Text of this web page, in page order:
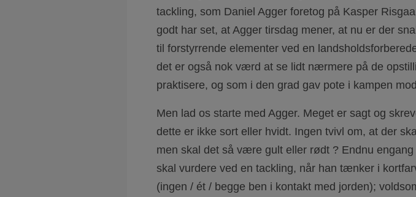
tackling, som Daniel Agger foretog på Kasper
godt har set, at Agger tirsdag mener, at nu er der
til forstyrrende elementer ved en
det er også nok værd at se lidt nærmere på de
praktisere, og som i den grad gav pote i kampen
Men lad os starte med Agger. Meget er sagt og
dette er ikke sort eller hvidt. Ingen tvivl om, at der
men skal det så være gult eller rødt ? Endnu
skal vurdere ved en tackling, når han tænker i
(ingen / ét / begge ben i kontakt med jorden);